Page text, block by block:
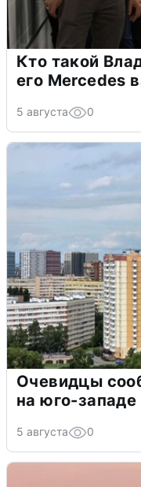
Кто такой
его Mercedes
5 августа 0
Очевидцы
на юго-западе
5 августа 0